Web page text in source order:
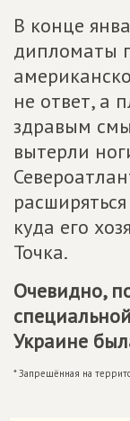
В конце
дипломаты
не ответ, а
здравым
вытерли
куда его
Точка.
Очевидно,
Украине
* Запрещённая на